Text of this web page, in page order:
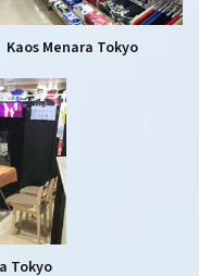
Kaos Menara Tokyo
Tokyo